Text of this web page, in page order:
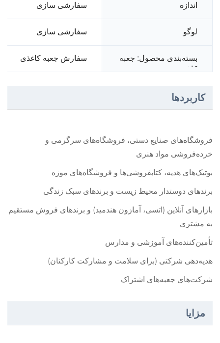
اندازه سفارشی سازی
لوگو سفارشی سازی
بسته‌بندی محصول: جعبه
کاغذی
سفارش جعبه کاغذی
کاربردها
فروشگاه‌های صنایع دستی، فروشگاه‌های سرگرمی و
خرده‌فروشی مواد هنری
بوتیک‌های هدیه، کتابفروشی‌ها و فروشگاه‌های موزه
برندهای دوستدار محیط زیست و برندهای سبک زندگی
بازارهای آنلاین (اتسی، آمازون هندمید) و برندهای فروش مستقیم
به مشتری
تأمین‌کننده‌های آموزشی و مدارس
هدیه‌دهی شرکتی (برای سلامت و مشارکت کارکنان)
شرکت‌های جعبه‌های اشتراک
مزایا